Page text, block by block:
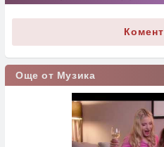
Още от Музика